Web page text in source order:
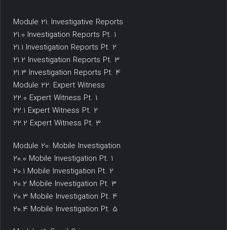
Module 21: Investigative Reports
21.0 Investigation Reports Pt. 1
21.1 Investigation Reports Pt. 2
21.2 Investigation Reports Pt. 3
21.3 Investigation Reports Pt. 4
Module 22: Expert Witness
22.0 Expert Witness Pt. 1
22.1 Expert Witness Pt. 2
22.2 Expert Witness Pt. 3
Module 20: Mobile Investigation
20.0 Mobile Investigation Pt. 1
20.1 Mobile Investigation Pt. 2
20.2 Mobile Investigation Pt. 3
20.3 Mobile Investigation Pt. 4
20.4 Mobile Investigation Pt. 5